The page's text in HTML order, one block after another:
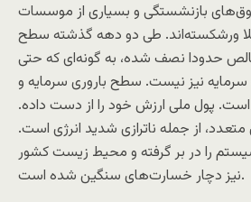
بازنشستگی و بسیاری از موسسات
ورشکسته‌اند. طی دو دهه گذشته سطح
حدودا نصف شده، به گونه‌ای که حتی
نیز نیست. سطح باروری سرمایه و
است. پول ملی ارزش خود را از دست داده.
از جمله ناترازی شدید انرژی است.
را در بر گرفته و محیط زیست کشور
نیز دچار خسارت‌های سنگین شده است.